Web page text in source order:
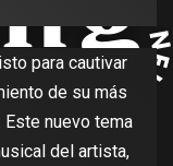
para cautivar
de su más
Este nuevo tema
del artista,